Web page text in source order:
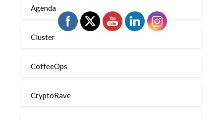
Agenda
Cluster
CoffeeOps
CryptoRave